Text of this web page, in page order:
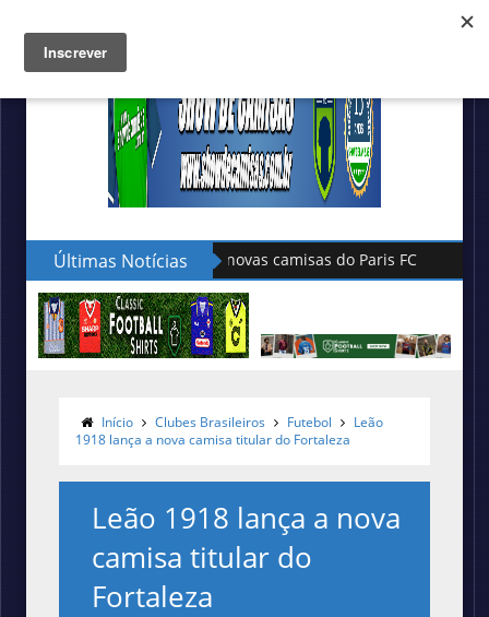
Últimas Notícias Hummel lança as novas camisas do
Início Clubes Brasileiros Futebol
Leão
1918 lança a nova camisa titular do Fortaleza
Leão 1918 lança a nova
camisa titular do
Fortaleza